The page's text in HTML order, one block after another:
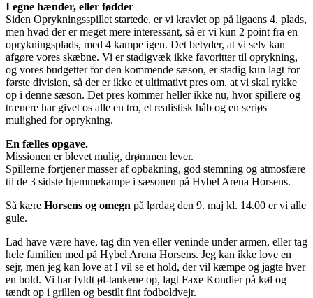
I egne hænder, eller fødder
Siden Oprykningsspillet startede, er vi kravlet op på ligaens 4. plads,
men hvad der er meget mere interessant, så er vi kun 2 point fra en
oprykningsplads, med 4 kampe igen. Det betyder, at vi selv kan
afgøre vores skæbne. Vi er stadigvæk ikke favoritter til oprykning,
og vores budgetter for den kommende sæson, er stadig kun lagt for
første division, så der er ikke et ultimativt pres om, at vi skal rykke
op i denne sæson. Det pres kommer heller ikke nu, hvor spillere og
trænere har givet os alle en tro, et realistisk håb og en seriøs
mulighed for oprykning.
En fælles opgave.
Missionen er blevet mulig, drømmen lever.
Spillerne fortjener masser af opbakning, god stemning og atmosfære
til de 3 sidste hjemmekampe i sæsonen på Hybel Arena Horsens.
Så kære Horsens og omegn på lørdag den 9. maj kl. 14.00 er vi alle
gule.
Lad have være have, tag din ven eller veninde under armen, eller tag
hele familien med på Hybel Arena Horsens. Jeg kan ikke love en
sejr, men jeg kan love at I vil se et hold, der vil kæmpe og jagte hver
en bold. Vi har fyldt øl-tankene op, lagt Faxe Kondier på køl og
tændt op i grillen og bestilt fint fodboldvejr.